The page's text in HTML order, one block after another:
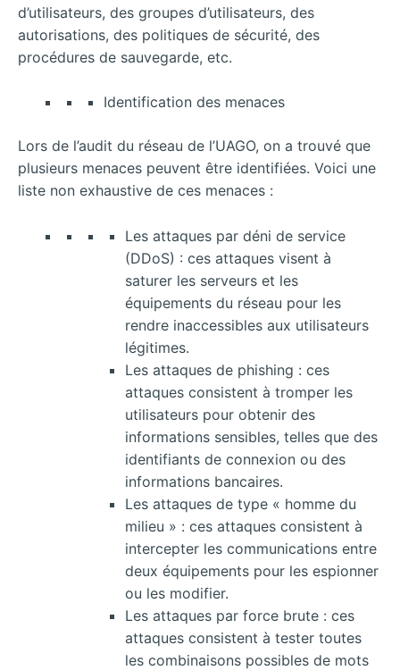
d’utilisateurs, des groupes d’utilisateurs, des
autorisations, des politiques de sécurité, des
procédures de sauvegarde, etc.
Identification des menaces
Lors de l’audit du réseau de l’UAGO, on a trouvé que
plusieurs menaces peuvent être identifiées. Voici une
liste non exhaustive de ces menaces :
Les attaques par déni de service
(DDoS) : ces attaques visent à
saturer les serveurs et les
équipements du réseau pour les
rendre inaccessibles aux utilisateurs
légitimes.
Les attaques de phishing : ces
attaques consistent à tromper les
utilisateurs pour obtenir des
informations sensibles, telles que des
identifiants de connexion ou des
informations bancaires.
Les attaques de type « homme du
milieu » : ces attaques consistent à
intercepter les communications entre
deux équipements pour les espionner
ou les modifier.
Les attaques par force brute : ces
attaques consistent à tester toutes
les combinaisons possibles de mots